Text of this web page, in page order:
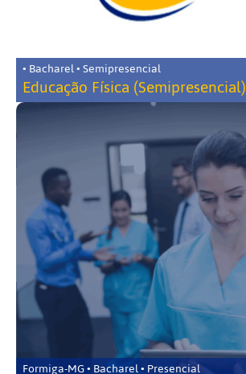
• Bacharel • Semipresencial
Educação Física (Semipresencial)
Formiga-MG • Bacharel • Presencial